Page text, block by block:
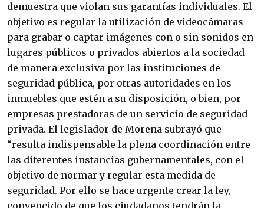
demuestra que violan sus garantías individuales. El
objetivo es regular la utilización de videocámaras
para grabar o captar imágenes con o sin sonidos en
lugares públicos o privados abiertos a la sociedad
de manera exclusiva por las instituciones de
seguridad pública, por otras autoridades en los
inmuebles que estén a su disposición, o bien, por
empresas prestadoras de un servicio de seguridad
privada. El legislador de Morena subrayó que
“resulta indispensable la plena coordinación entre
las diferentes instancias gubernamentales, con el
objetivo de normar y regular esta medida de
seguridad. Por ello se hace urgente crear la ley,